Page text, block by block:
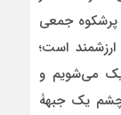
جمعی
است؛
می‌شویم و
یک جبهۀ